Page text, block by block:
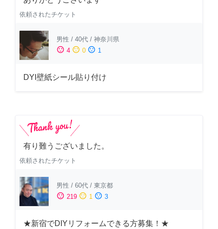
依頼されたチケット
男性 / 40代 / 神奈川県
sentiment_satisfied 4 sentiment_neutral 0 sentiment_dissatisfied 1
DYI壁紙シール貼り付け
有り難うございました。
依頼されたチケット
男性 / 60代 / 東京都
sentiment_satisfied 219 sentiment_neutral 1 sentiment_dissatisfied 3
★新宿でDIYリフォームできる方募集！★